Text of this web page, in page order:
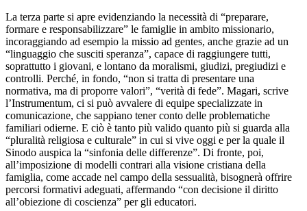
La terza parte si apre evidenziando la necessità di “preparare,
formare e responsabilizzare” le famiglie in ambito missionario,
incoraggiando ad esempio la missio ad gentes, anche grazie ad un
“linguaggio che susciti speranza”, capace di raggiungere tutti,
soprattutto i giovani, e lontano da moralismi, giudizi, pregiudizi e
controlli. Perché, in fondo, “non si tratta di presentare una
normativa, ma di proporre valori”, “verità di fede”. Magari, scrive
l’Instrumentum, ci si può avvalere di equipe specializzate in
comunicazione, che sappiano tener conto delle problematiche
familiari odierne. E ciò è tanto più valido quanto più si guarda alla
“pluralità religiosa e culturale” in cui si vive oggi e per la quale il
Sinodo auspica la “sinfonia delle differenze”. Di fronte, poi,
all’imposizione di modelli contrari alla visione cristiana della
famiglia, come accade nel campo della sessualità, bisognerà offrire
percorsi formativi adeguati, affermando “con decisione il diritto
all’obiezione di coscienza” per gli educatori.